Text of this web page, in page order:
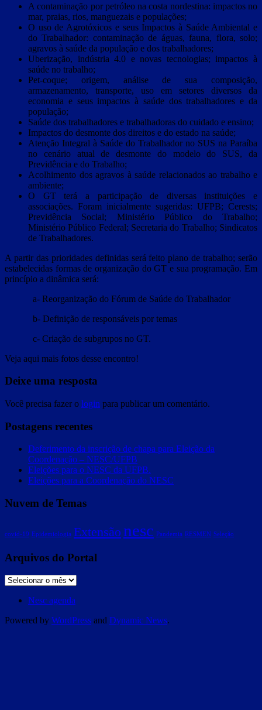
A contaminação por petróleo na costa nordestina: impactos no
mar, praias, rios, manguezais e populações;
O uso de Agrotóxicos e seus Impactos à Saúde Ambiental e
do Trabalhador: contaminação de águas, fauna, flora, solo;
agravos à saúde da população e dos trabalhadores;
Uberização, indústria 4.0 e novas tecnologias; impactos à
saúde no trabalho;
Pet-coque; origem, análise de sua composição,
armazenamento, transporte, uso em setores diversos da
economia e seus impactos à saúde dos trabalhadores e da
população;
Saúde dos trabalhadores e trabalhadoras do cuidado e ensino;
Impactos do desmonte dos direitos e do estado na saúde;
Atenção Integral à Saúde do Trabalhador no SUS na Paraíba
no cenário atual de desmonte do modelo do SUS, da
Previdência e do Trabalho;
Acolhimento dos agravos à saúde relacionados ao trabalho e
ambiente;
O GT terá a participação de diversas instituições e
associações. Foram inicialmente sugeridas: UFPB; Cerests;
Previdência Social; Ministério Público do Trabalho;
Ministério Público Federal; Secretaria do Trabalho; Sindicatos
de Trabalhadores.
A partir das prioridades definidas será feito plano de trabalho; serão
estabelecidas formas de organização do GT e sua programação. Em
princípio a dinâmica será:
a- Reorganização do Fórum de Saúde do Trabalhador
b- Definição de responsáveis por temas
c- Criação de subgrupos no GT.
Veja aqui mais fotos desse encontro!
Deixe uma resposta
Você precisa fazer o login para publicar um comentário.
Postagens recentes
Deferimento da inscrição de chapa para Eleição da
Coordenação – NESC/UFPB
Eleições para o NESC da UFPB.
Eleições para a Coordenação do NESC
Nuvem de Temas
covid-19 Epidemiologia Extensão nesc Pandemia RESMEN Seleção
Arquivos do Portal
Nesc agenda
Powered by WordPress and Dynamic News.